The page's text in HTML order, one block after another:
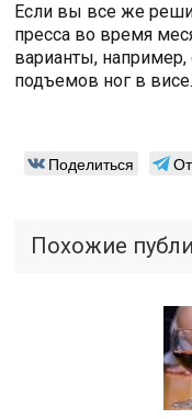
Если вы все же
пресса во время
варианты, например,
подъемов ног в висе.
Поделиться
Похожие